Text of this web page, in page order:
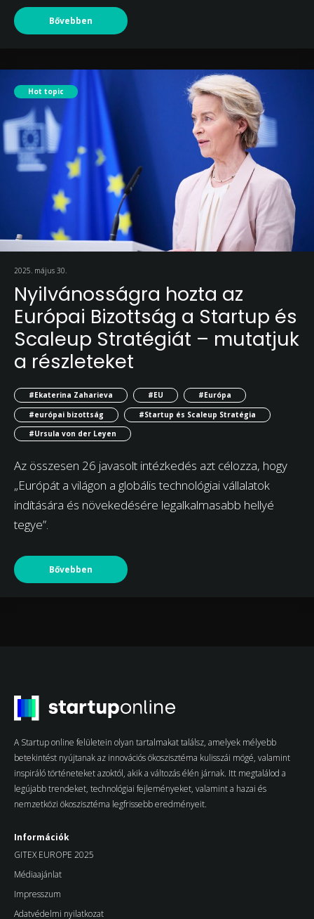
Bővebben
Hot topic
2025. május 30.
Nyilvánosságra hozta az
Európai Bizottság a Startup és
Scaleup Stratégiát – mutatjuk
a részleteket
#Ekaterina Zaharieva #EU
#Európa
#európai bizottság
#Startup és Scaleup Stratégia
#Ursula von der Leyen
Az összesen 26 javasolt intézkedés azt célozza, hogy
„Európát a világon a globális technológiai vállalatok
indítására és növekedésére legalkalmasabb hellyé
tegye”.
Bővebben
A Startup online felületein olyan tartalmakat találsz, amelyek mélyebb
betekintést nyújtanak az innovációs ökoszisztéma kulisszái mögé, valamint
inspiráló történeteket azoktól, akik a változás élén járnak. Itt megtalálod a
legújabb trendeket, technológiai fejleményeket, valamint a hazai és
nemzetközi ökoszisztéma legfrissebb eredményeit.
Információk
GITEX EUROPE 2025
Médiaajánlat
Impresszum
Adatvédelmi nyilatkozat